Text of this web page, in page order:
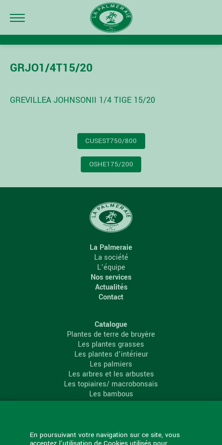
En poursuivant votre navigation sur ce site, vous
GRJO1/4T15/20
GREVILLEA JOHNSONII 1/4 TIGE 15/20
CUSEST750/800
OSHE175/200
La Palmeraie
La société
L’équipe
Nos services
Actualités
Contact
Catalogue
Plantes de terre de bruyère
Les plantes grasses
Les plantes d’intérieur
Les palmiers
Les arbres et les arbustes
Les topiaires/ macrobonsaïs
Les bambous
Les conifères
La Palmeraie